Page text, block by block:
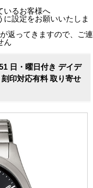
いるお客様へ
設定をお願いいたしま
返ってきますので、ご連
ん
日・曜日付き デイデ
印対応有料 取り寄せ